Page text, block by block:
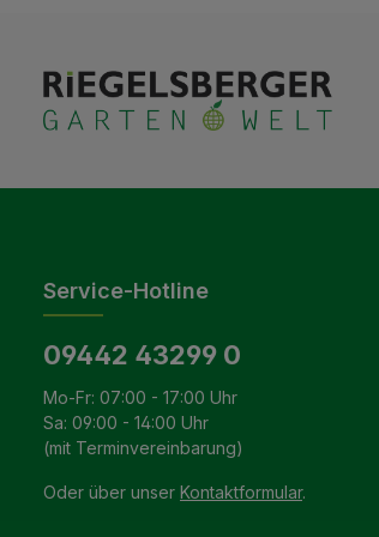
Service-Hotline
09442 43299 0
Mo-Fr: 07:00 - 17:00 Uhr
Sa: 09:00 - 14:00 Uhr
(mit Terminvereinbarung)
Oder über unser Kontaktformular.